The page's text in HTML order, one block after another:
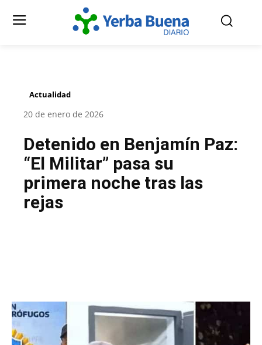
Actualidad
20 de enero de 2026
Detenido en Benjamín Paz:
“El Militar” pasa su
primera noche tras las
rejas